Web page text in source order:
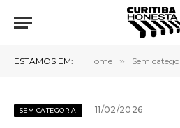
ESTAMOS EM: Home » Sem
SEM CATEGORIA 11/02/2026